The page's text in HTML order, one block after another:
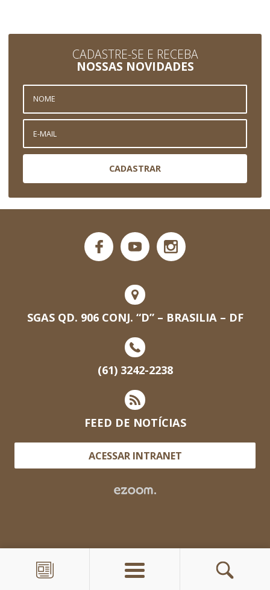
CADASTRE-SE E RECEBA
NOSSAS NOVIDADES
CADASTRAR
SGAS QD. 906 CONJ. “D” – BRASILIA – DF
(61) 3242-2238
FEED DE NOTÍCIAS
ACESSAR INTRANET